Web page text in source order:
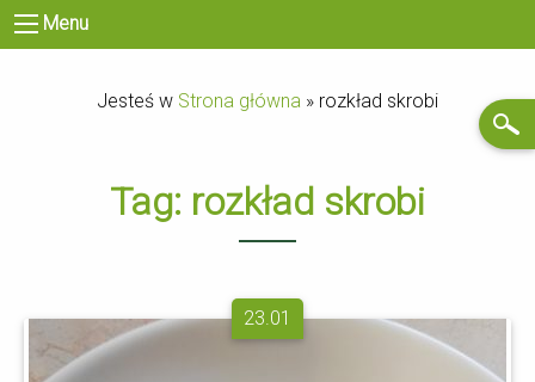
Menu
Jesteś w Strona główna » rozkład skrobi
Tag: rozkład skrobi
23.01